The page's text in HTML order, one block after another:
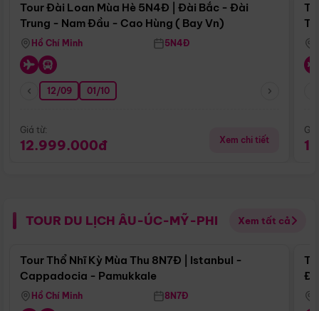
Tour Đài Loan Mùa Hè 5N4Đ | Đài Bắc - Đài
Trung - Nam Đầu - Cao Hùng ( Bay Vn)
Hồ Chí Minh 5N4Đ
12/09 01/10
Giá từ:
12.999.000đ Xem chi tiết
TOUR DU LỊCH ÂU-ÚC-MỸ-PHI Xem tất cả
Điểm nổi bật
Tour Thổ Nhĩ Kỳ Mùa Thu 8N7Đ | Istanbul -
Cappadocia - Pamukkale
Hồ Chí Minh 8N7Đ